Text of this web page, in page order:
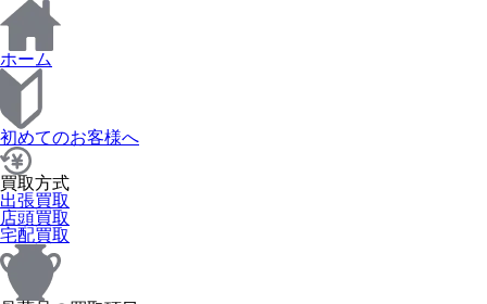
ホーム
初めてのお客様へ
買取方式
出張買取
店頭買取
宅配買取